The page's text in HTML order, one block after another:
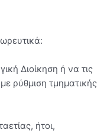
Διοίκηση ή να τις
ρύθμιση τμηματικής
ήτοι,